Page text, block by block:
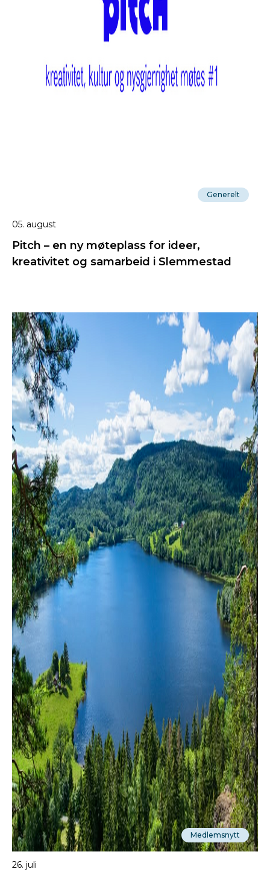
Generelt
05. august
Pitch – en ny møteplass for ideer,
kreativitet og samarbeid i Slemmestad
Medlemsnytt
26. juli